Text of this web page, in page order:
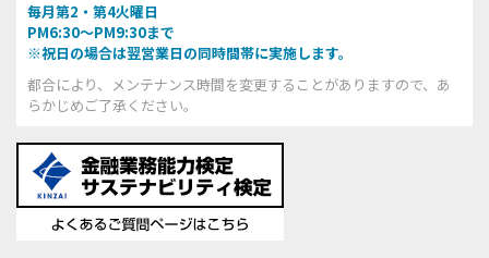
毎月第2・第4火曜日
PM6:30～PM9:30まで
※祝日の場合は翌営業日の同時間帯に実施します。
都合により、メンテナンス時間を変更することがありますので、あ
らかじめご了承ください。